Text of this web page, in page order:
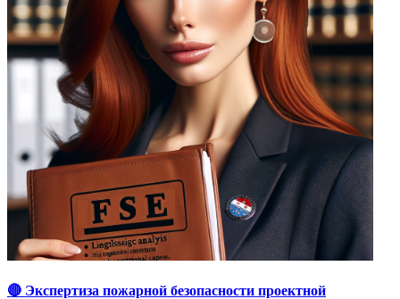
🔴 Экспертиза пожарной безопасности проектной